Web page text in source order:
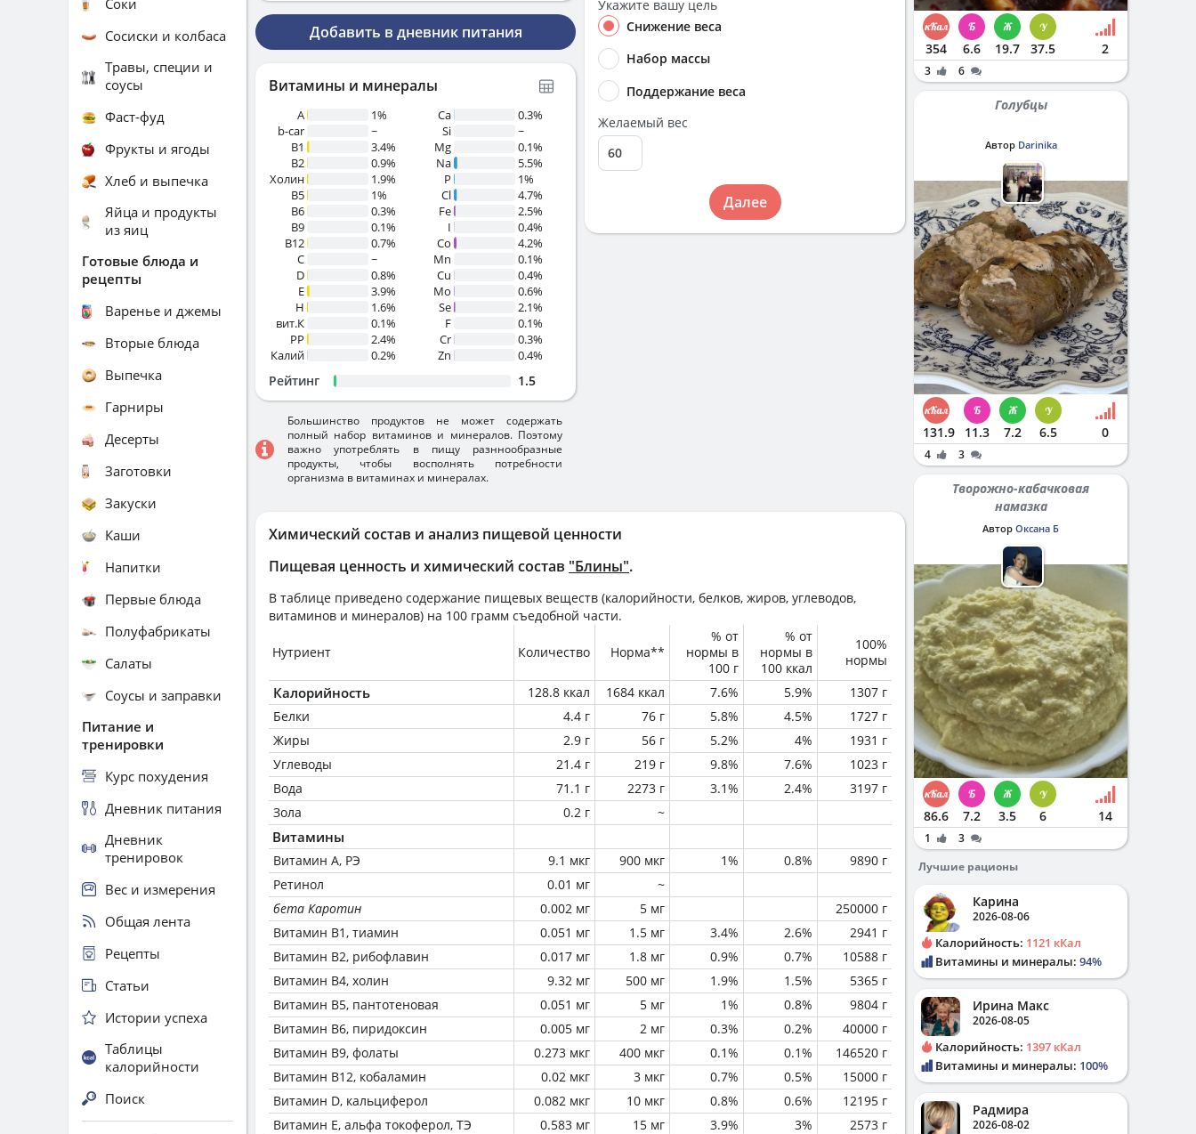
Химический состав и анализ пищевой ценности
Пищевая ценность и химический состав "Блины".
В таблице приведено содержание пищевых веществ (калорийности, белков, жиров, углеводов,
витаминов и минералов) на 100 грамм съедобной части.
Нутриент Количество Норма**
% от
нормы в
100 г
% от
нормы в
100 ккал
100%
нормы
Калорийность 128.8 ккал 1684 ккал 7.6% 5.9%
1307 г
Белки
4.4 г 76 г 5.8% 4.5%
1727 г
Жиры
2.9 г 56 г 5.2% 4%
1931 г
Углеводы
21.4 г 219 г 9.8% 7.6%
1023 г
Вода
71.1 г 2273 г 3.1% 2.4%
3197 г
Зола
0.2 г ~
Витамины
Витамин А, РЭ 9.1 мкг 900 мкг 1% 0.8%
9890 г
Ретинол
0.01 мг
~
бета Каротин
0.002 мг 5 мг
250000 г
Витамин В1, тиамин
0.051 мг 1.5 мг 3.4% 2.6%
2941 г
Витамин В2, рибофлавин
0.017 мг 1.8 мг 0.9% 0.7%
10588 г
Витамин В4, холин
9.32 мг 500 мг 1.9% 1.5%
5365 г
Витамин В5, пантотеновая
0.051 мг 5 мг 1% 0.8%
9804 г
Витамин В6, пиридоксин
0.005 мг 2 мг 0.3% 0.2%
40000 г
Витамин В9, фолаты
0.273 мкг 400 мкг 0.1% 0.1%
146520 г
Витамин В12, кобаламин
0.02 мкг 3 мкг 0.7% 0.5%
15000 г
Витамин D, кальциферол
0.082 мкг 10 мкг 0.8% 0.6%
12195 г
Витамин Е, альфа токоферол, ТЭ
0.583 мг 15 мг 3.9% 3%
2573 г
Добавить в дневник питания
Витамины и минералы
A
1%
b-car
~
В1
3.4%
B2
0.9%
Холин
1.9%
B5
1%
B6
0.3%
B9
0.1%
B12
0.7%
C
~
D
0.8%
E
3.9%
H
1.6%
вит.К
0.1%
PP
2.4%
Калий
0.2%
Ca
0.3%
Si
~
Mg
0.1%
Na
5.5%
P
1%
Cl
4.7%
Fe
2.5%
I
0.4%
Co
4.2%
Mn
0.1%
Cu
0.4%
Mo
0.6%
Se
2.1%
F
0.1%
Cr
0.3%
Zn
0.4%
Рейтинг 1.5
Большинство продуктов не может содержать
полный набор витаминов и минералов. Поэтому
важно употреблять в пищу разннообразные
продукты, чтобы восполнять потребности
организма в витаминах и минералах.
Укажите вашу цель
Снижение веса
Набор массы
Поддержание веса
Желаемый вес
Далее
Сосиски и колбаса
Травы, специи и
соусы
Фаст-фуд
Фрукты и ягоды
Хлеб и выпечка
Яйца и продукты
из яиц
Готовые блюда и
рецепты
Варенье и джемы
Вторые блюда
Выпечка
Гарниры
Десерты
Заготовки
Закуски
Каши
Напитки
Первые блюда
Полуфабрикаты
Салаты
Соусы и заправки
Питание и
тренировки
Курс похудения
Дневник питания
Дневник
тренировок
Вес и измерения
Общая лента
Рецепты
Статьи
Истории успеха
Таблицы
калорийности
Поиск
354 6.6 19.7 37.5 2
3 6
Голубцы
Автор Darinika
131.9 11.3 7.2 6.5 0
4 3
Творожно-кабачковая
намазка
Автор Оксана Б
86.6 7.2 3.5 6 14
1
3
Лучшие рационы
Карина
2026-08-06
Калорийность: 1121 кКал
Витамины и минералы: 94%
Ирина Макс
2026-08-05
Калорийность: 1397 кКал
Витамины и минералы: 100%
Радмира
2026-08-02